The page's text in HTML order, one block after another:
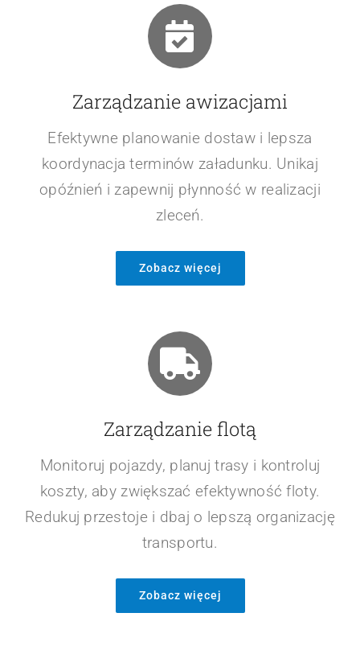
Zarządzanie awizacjami
Efektywne planowanie dostaw i lepsza
koordynacja terminów załadunku. Unikaj
opóźnień i zapewnij płynność w realizacji
zleceń.
Zobacz więcej
Zarządzanie flotą
Monitoruj pojazdy, planuj trasy i kontroluj
koszty, aby zwiększać efektywność floty.
Redukuj przestoje i dbaj o lepszą organizację
transportu.
Zobacz więcej